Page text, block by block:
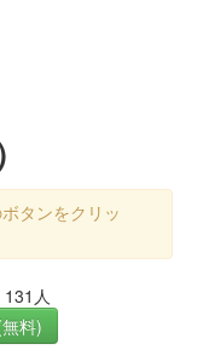
タンをクリッ
人
料)